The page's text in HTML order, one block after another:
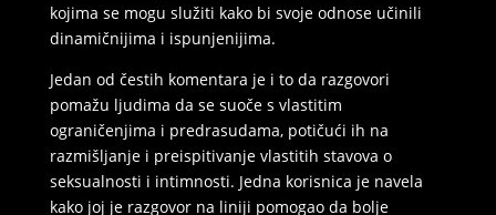
kojima se mogu služiti kako bi svoje odnose učinili
dinamičnijima i ispunjenijima.
Jedan od čestih komentara je i to da razgovori
pomažu ljudima da se suoče s vlastitim
ograničenjima i predrasudama, potičući ih na
razmišljanje i preispitivanje vlastitih stavova o
seksualnosti i intimnosti. Jedna korisnica je navela
kako joj je razgovor na liniji pomogao da bolje